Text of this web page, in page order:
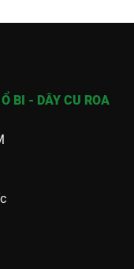
BI - DÂY CU ROA